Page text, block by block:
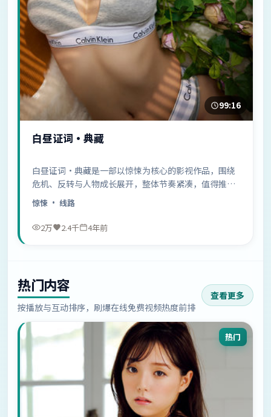
99:16
白昼证词·典藏
白昼证词·典藏是一部以惊悚为核心的影视作品，围绕
危机、反转与人物成长展开，整体节奏紧凑，值得推荐
观看。
惊悚 · 线路
2万 2.4千 4年前
热门内容
按播放与互动排序，刷爆在线免费视频热度前排
查看更多
热门